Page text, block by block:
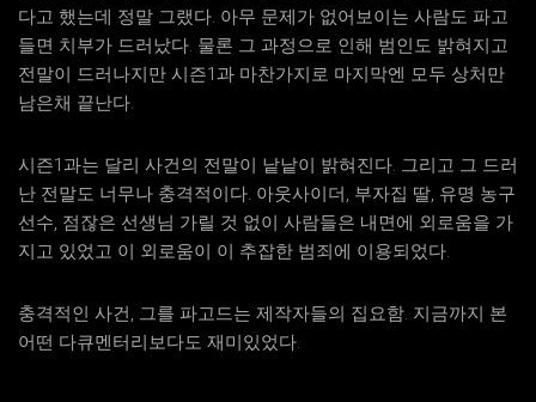
다고 했는데 정말 그랬다. 아무 문제가 없어보이는 사람도 파고
들면 치부가 드러났다. 물론 그 과정으로 인해 범인도 밝혀지고
전말이 드러나지만 시즌1과 마찬가지로 마지막엔 모두 상처만
남은채 끝난다.
시즌1과는 달리 사건의 전말이 낱낱이 밝혀진다. 그리고 그 드러
난 전말도 너무나 충격적이다. 아웃사이더, 부자집 딸, 유명 농구
선수, 점잖은 선생님 가릴 것 없이 사람들은 내면에 외로움을 가
지고 있었고 이 외로움이 이 추잡한 범죄에 이용되었다.
충격적인 사건, 그를 파고드는 제작자들의 집요함. 지금까지 본
어떤 다큐멘터리보다도 재미있었다.